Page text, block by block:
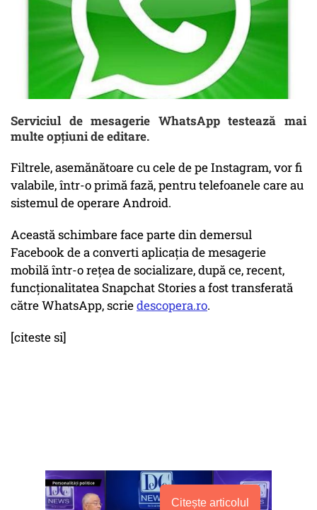
Serviciul de mesagerie WhatsApp testează mai
multe opţiuni de editare.
Filtrele, asemănătoare cu cele de pe Instagram, vor fi
valabile, într-o primă fază, pentru telefoanele care au
sistemul de operare Android.
Această schimbare face parte din demersul
Facebook de a converti aplicaţia de mesagerie
mobilă într-o reţea de socializare, după ce, recent,
funcţionalitatea Snapchat Stories a fost transferată
către WhatsApp, scriedescopera.ro.
[citeste si]
Citește articolul